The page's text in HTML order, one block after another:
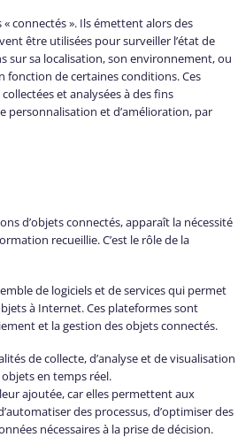
connectés ». Ils émettent alors des
être utilisées pour surveiller l’état de
sur sa localisation, son environnement, ou
fonction de certaines conditions. Ces
et analysées à des fins
personnalisation et d’amélioration, par
d’objets connectés, apparaît la nécessité
recueillie. C’est le rôle de la
de logiciels et de services qui permet
à Internet. Ces plateformes sont
et la gestion des objets connectés.
de collecte, d’analyse et de visualisation
en temps réel.
ajoutée, car elles permettent aux
des processus, d’optimiser des
nécessaires à la prise de décision.